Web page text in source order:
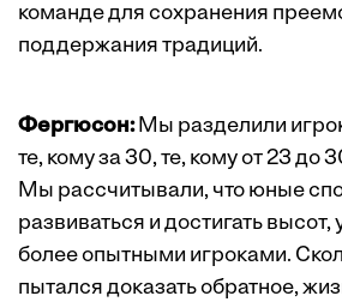
команде для сохранения
поддержания традиций.
Фергюсон:Мы разделили
те, кому за 30, те, кому от 23 до
Мы рассчитывали, что юные
развиваться и достигать
более опытными игроками.
пытался доказать обратное,